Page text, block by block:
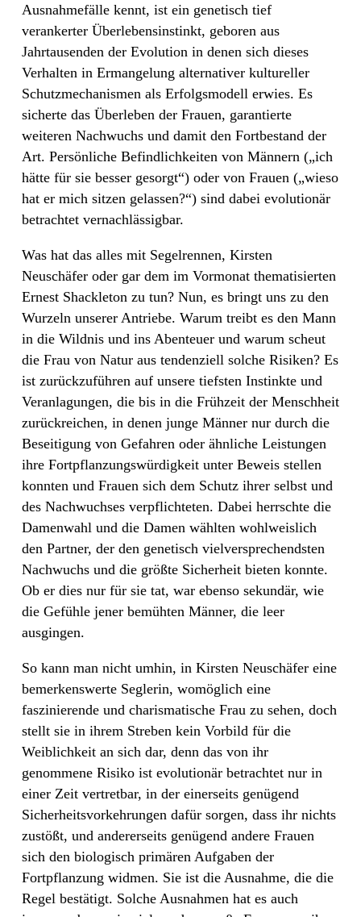
Ausnahmefälle kennt, ist ein genetisch tief
verankerter Überlebensinstinkt, geboren aus
Jahrtausenden der Evolution in denen sich dieses
Verhalten in Ermangelung alternativer kultureller
Schutzmechanismen als Erfolgsmodell erwies. Es
sicherte das Überleben der Frauen, garantierte
weiteren Nachwuchs und damit den Fortbestand der
Art. Persönliche Befindlichkeiten von Männern („ich
hätte für sie besser gesorgt“) oder von Frauen („wieso
hat er mich sitzen gelassen?“) sind dabei evolutionär
betrachtet vernachlässigbar.
Was hat das alles mit Segelrennen, Kirsten
Neuschäfer oder gar dem im Vormonat thematisierten
Ernest Shackleton zu tun? Nun, es bringt uns zu den
Wurzeln unserer Antriebe. Warum treibt es den Mann
in die Wildnis und ins Abenteuer und warum scheut
die Frau von Natur aus tendenziell solche Risiken? Es
ist zurückzuführen auf unsere tiefsten Instinkte und
Veranlagungen, die bis in die Frühzeit der Menschheit
zurückreichen, in denen junge Männer nur durch die
Beseitigung von Gefahren oder ähnliche Leistungen
ihre Fortpflanzungswürdigkeit unter Beweis stellen
konnten und Frauen sich dem Schutz ihrer selbst und
des Nachwuchses verpflichteten. Dabei herrschte die
Damenwahl und die Damen wählten wohlweislich
den Partner, der den genetisch vielversprechendsten
Nachwuchs und die größte Sicherheit bieten konnte.
Ob er dies nur für sie tat, war ebenso sekundär, wie
die Gefühle jener bemühten Männer, die leer
ausgingen.
So kann man nicht umhin, in Kirsten Neuschäfer eine
bemerkenswerte Seglerin, womöglich eine
faszinierende und charismatische Frau zu sehen, doch
stellt sie in ihrem Streben kein Vorbild für die
Weiblichkeit an sich dar, denn das von ihr
genommene Risiko ist evolutionär betrachtet nur in
einer Zeit vertretbar, in der einerseits genügend
Sicherheitsvorkehrungen dafür sorgen, dass ihr nichts
zustößt, und andererseits genügend andere Frauen
sich den biologisch primären Aufgaben der
Fortpflanzung widmen. Sie ist die Ausnahme, die die
Regel bestätigt. Solche Ausnahmen hat es auch